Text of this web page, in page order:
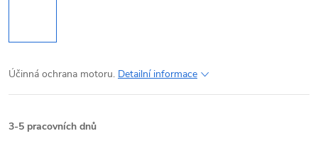
Účinná ochrana motoru. Detailní informace
3-5 pracovních dnů